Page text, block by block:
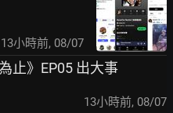
13小時前, 08/07
止》EP05 出大事
13小時前, 08/07